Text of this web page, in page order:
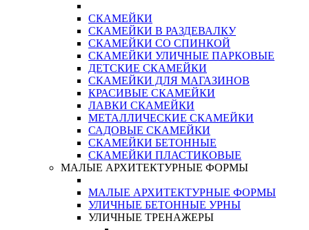
СКАМЕЙКИ
СКАМЕЙКИ В РАЗДЕВАЛКУ
СКАМЕЙКИ СО СПИНКОЙ
СКАМЕЙКИ УЛИЧНЫЕ ПАРКОВЫЕ
ДЕТСКИЕ СКАМЕЙКИ
СКАМЕЙКИ ДЛЯ МАГАЗИНОВ
КРАСИВЫЕ СКАМЕЙКИ
ЛАВКИ СКАМЕЙКИ
МЕТАЛЛИЧЕСКИЕ СКАМЕЙКИ
САДОВЫЕ СКАМЕЙКИ
СКАМЕЙКИ БЕТОННЫЕ
СКАМЕЙКИ ПЛАСТИКОВЫЕ
МАЛЫЕ АРХИТЕКТУРНЫЕ ФОРМЫ
МАЛЫЕ АРХИТЕКТУРНЫЕ ФОРМЫ
УЛИЧНЫЕ БЕТОННЫЕ УРНЫ
УЛИЧНЫЕ ТРЕНАЖЕРЫ